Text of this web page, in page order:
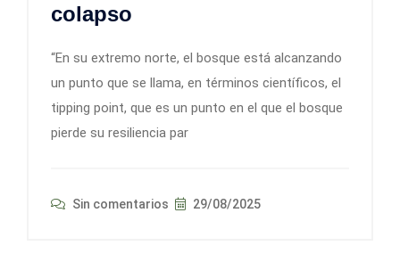
colapso
“En su extremo norte, el bosque está alcanzando
un punto que se llama, en términos científicos, el
tipping point, que es un punto en el que el bosque
pierde su resiliencia par
Sin comentarios 29/08/2025